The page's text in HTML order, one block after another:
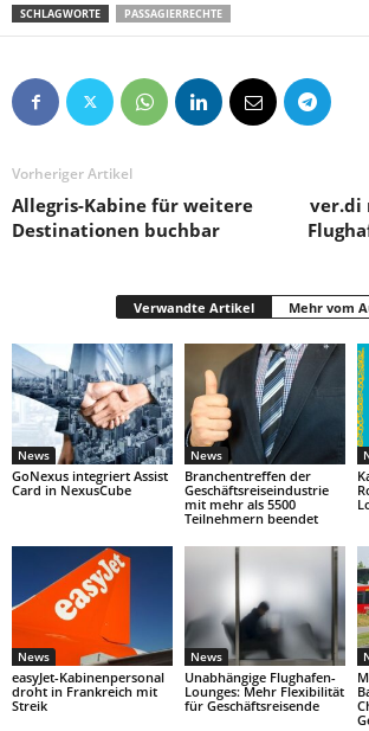
SCHLAGWORTE PASSAGIERRECHTE
Vorheriger Artikel
Allegris-Kabine für weitere
Destinationen buchbar
ver.di
Verwandte Artikel Mehr vom
News
GoNexus integriert Assist
Card in NexusCube
News
Branchentreffen der
Geschäftsreiseindustrie
mit mehr als 5500
Teilnehmern beendet
News
easyJet-Kabinenpersonal
droht in Frankreich mit
Streik
News
Unabhängige Flughafen-
Lounges: Mehr Flexibilität
für Geschäftsreisende